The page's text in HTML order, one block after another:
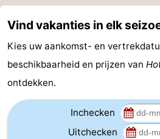
Warenhuizen
Evenementen
Uitgelicht
Grachtengordel
Coffeeshops
Homohoofdstad
Vind vakanties in elk
Kies uw aankomst- en
beschikbaarheid en prijzen van
ontdekken.
Inchecken
Uitchecken